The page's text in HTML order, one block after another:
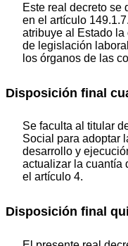
Este real decreto se
en el artículo
atribuye al Estado
de legislación
los órganos de las
Disposición final
Se faculta al titular
Social para adoptar
desarrollo y
actualizar la cuantía
el artículo 4.
Disposición final